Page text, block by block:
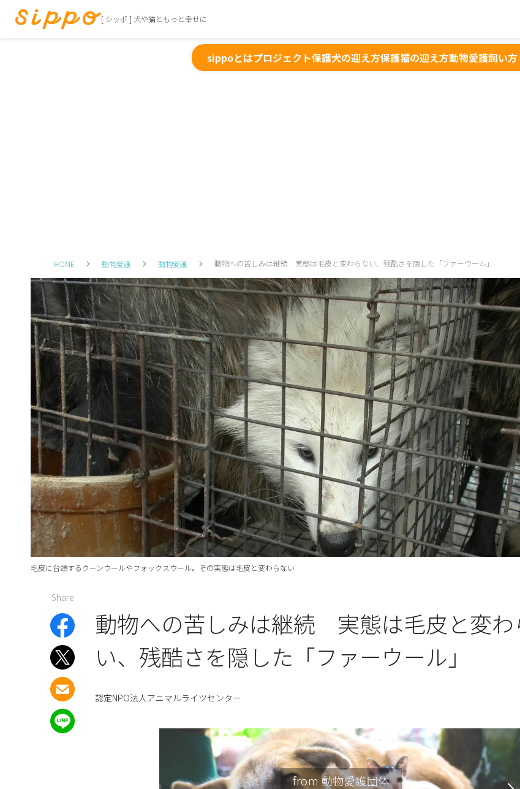
[ シッポ ] 犬や猫ともっと幸せに
sippoとはプロジェクト保護犬の迎え方保護猫の迎え方動物愛護飼い方
HOME 動物愛護 動物愛護 動物への苦しみは継続 実態は毛皮と変わらない、残酷さを隠した「ファーウール」
毛皮に台頭するクーンウールやフォックスウール。その実態は毛皮と変わらない
Share
動物への苦しみは継続 実態は毛皮と変わ
い、残酷さを隠した「ファーウール」
認定NPO法人アニマルライツセンター
from 動物愛護団体